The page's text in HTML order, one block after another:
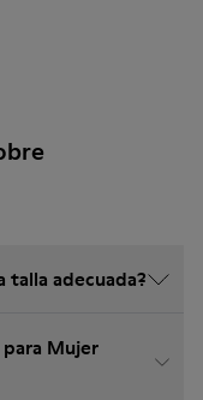
talla adecuada?